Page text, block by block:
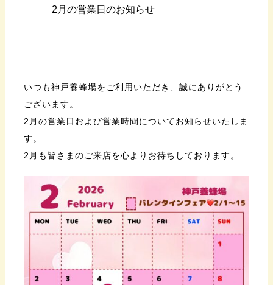
2月の営業日のお知らせ
いつも神戸養蜂場をご利用いただき、誠にありがとう
ございます。
2月の営業日および営業時間についてお知らせいたしま
す。
2月も皆さまのご来店を心よりお待ちしております。